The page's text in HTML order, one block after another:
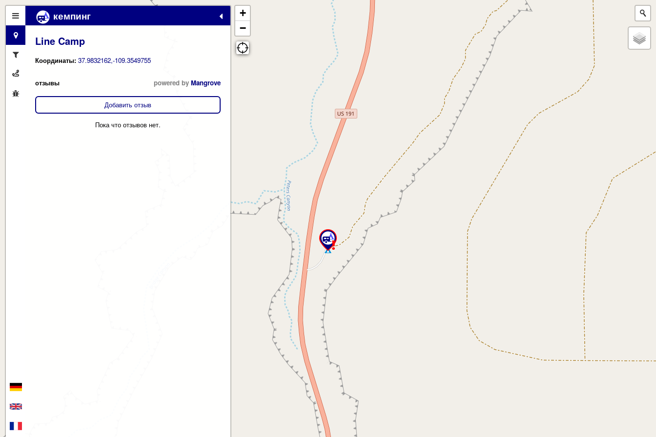
кемпинг
Line Camp
Координаты: 37.9832162,-109.3549755
отзывы powered by Mangrove
Добавить отзыв
Пока что отзывов нет.
+
−